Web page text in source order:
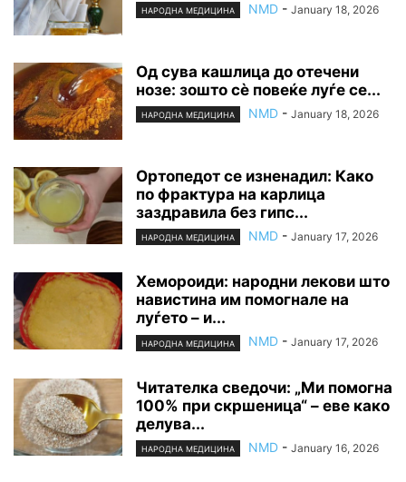
НАРОДНА МЕДИЦИНА NMD - January 18, 2026
Од сува кашлица до отечени
нозе: зошто сè повеќе луѓе се...
НАРОДНА МЕДИЦИНА NMD - January 18, 2026
Ортопедот се изненадил: Како
по фрактура на карлица
заздравила без гипс...
НАРОДНА МЕДИЦИНА NMD - January 17, 2026
Хемороиди: народни лекови што
навистина им помогнале на
луѓето – и...
НАРОДНА МЕДИЦИНА NMD - January 17, 2026
Читателка сведочи: „Ми помогна
100% при скршеница“ – еве како
делува...
НАРОДНА МЕДИЦИНА NMD - January 16, 2026